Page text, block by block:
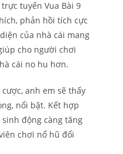
tuyến Vua Bài 9
phản hồi tích cực
của nhà cái mang
cho người chơi
cái no hu hơn.
anh em sẽ thấy
nổi bật. Kết hợp
động càng tăng
chơi nổ hũ đổi